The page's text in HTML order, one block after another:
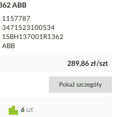
ABB
1157787
3471523100534
1SBH137001R1362
ABB
289,86 zł/szt
Pokaż szczegóły
6 szt